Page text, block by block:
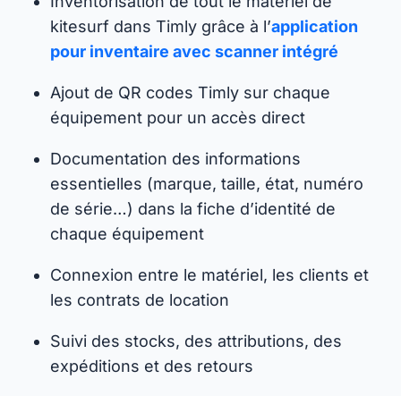
kitesurf dans Timly grâce à l’application
pour inventaire avec scanner intégré
Ajout de QR codes Timly sur chaque
équipement pour un accès direct
Documentation des informations
essentielles (marque, taille, état, numéro
de série…) dans la fiche d’identité de
chaque équipement
Connexion entre le matériel, les clients et
les contrats de location
Suivi des stocks, des attributions, des
expéditions et des retours